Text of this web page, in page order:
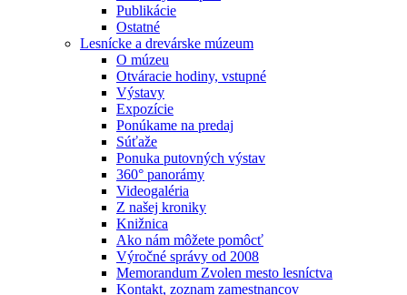
Publikácie
Ostatné
Lesnícke a drevárske múzeum
O múzeu
Otváracie hodiny, vstupné
Výstavy
Expozície
Ponúkame na predaj
Súťaže
Ponuka putovných výstav
360° panorámy
Videogaléria
Z našej kroniky
Knižnica
Ako nám môžete pomôcť
Výročné správy od 2008
Memorandum Zvolen mesto lesníctva
Kontakt, zoznam zamestnancov